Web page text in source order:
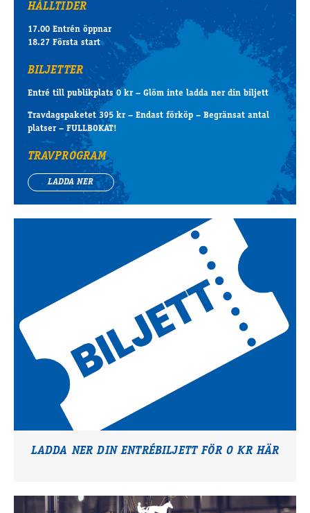
HÅLLTIDER
17.00 Entrén öppnar
18.27 Första start
BILJETTER
Entré till publikplats 0 kr – Glöm inte ladda ner din biljett
Travdagspaketet 395 kr – Endast förköp – Begränsat antal
platser – FULLBOKAT!
TRAVPROGRAM
LADDA NER
LADDA NER DIN ENTRÉBILJETT FÖR 0 KR HÄR